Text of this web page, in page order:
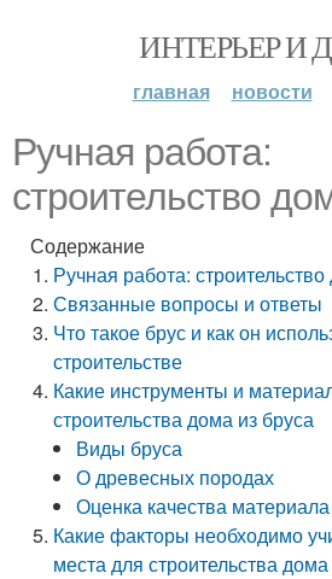
ИНТЕРЬЕР И
главная новости
Ручная работа:
строительство
Содержание
Ручная работа:
Связанные вопросы и ответы
Что такое брус и как он
строительстве
Какие инструменты и
строительства дома из бруса
Виды бруса
О древесных породах
Оценка качества материала
Какие факторы необходимо
места для строительства